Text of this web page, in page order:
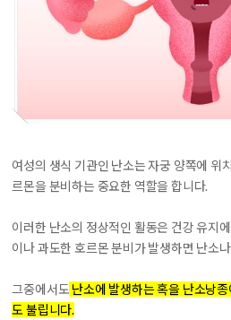
여성의 생식 기관인 난소는 자궁 양쪽에 위
르몬을 분비하는 중요한 역할을 합니다.
이러한 난소의 정상적인 활동은 건강 유지
이나 과도한 호르몬 분비가 발생하면 난소
그중에서도 난소에 발생하는 혹을 난소낭
도 불립니다.